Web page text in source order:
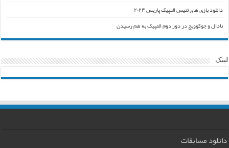
دانلود بازی های تنیس المپیک پاریس ۲۰۲۴
نادال و جوکوویچ در دور دوم المپیک به هم رسیدن
لینک
دانلود مسابقات